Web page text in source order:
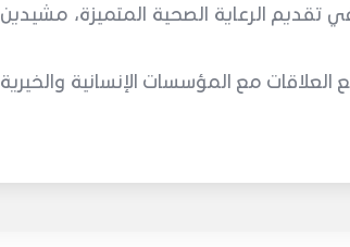
الرعاية الصحية المتميزة، مشيدين
مع المؤسسات الإنسانية والخيرية